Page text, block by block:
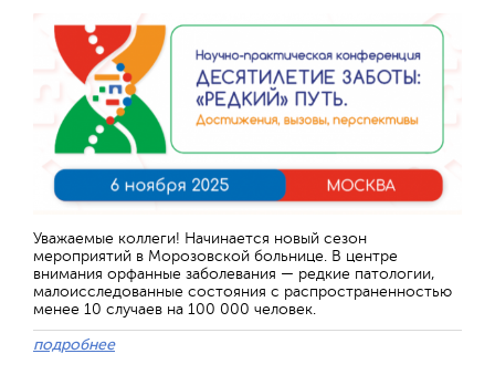
Уважаемые коллеги! Начинается новый сезон
мероприятий в Морозовской больнице. В центре
внимания орфанные заболевания — редкие патологии,
малоисследованные состояния с распространенностью
менее 10 случаев на 100 000 человек.
подробнее